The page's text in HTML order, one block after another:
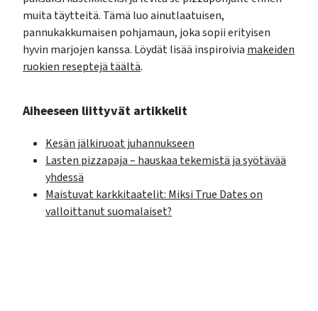
muita täytteitä. Tämä luo ainutlaatuisen,
pannukakkumaisen pohjamaun, joka sopii erityisen
hyvin marjojen kanssa. Löydät lisää inspiroivia makeiden
ruokien reseptejä täältä.
Aiheeseen liittyvät artikkelit
Kesän jälkiruoat juhannukseen
Lasten pizzapaja – hauskaa tekemistä ja syötävää
yhdessä
Maistuvat karkkitaatelit: Miksi True Dates on
valloittanut suomalaiset?